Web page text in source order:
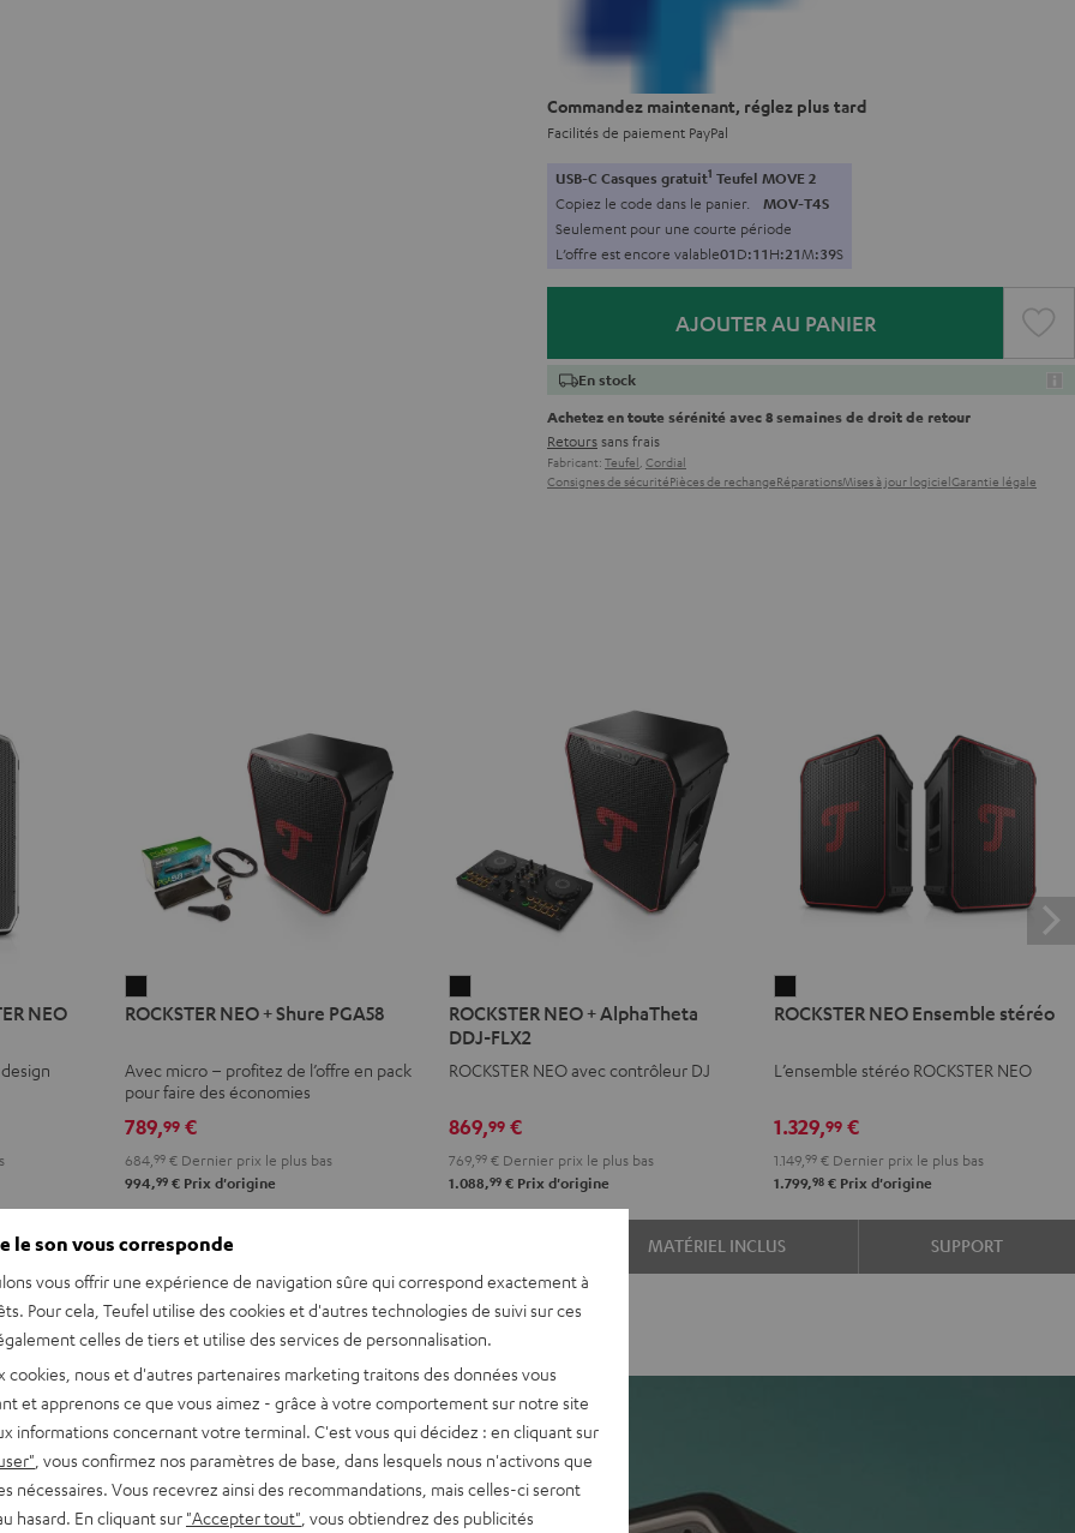
Commandez maintenant, réglez plus tard
Facilités de paiement PayPal
USB-C Casques gratuit1 Teufel MOVE 2
Copiez le code dans le panier. MOV-T4S
Seulement pour une courte période
L’offre est encore valable01D:11H:21M:38S
AJOUTER AU PANIER
En stock
Achetez en toute sérénité avec 8 semaines de droit de retour
Retourssans frais
Fabricant: Teufel, Cordial
Consignes de sécuritéPièces de rechangeRéparationsMises à jour logicielGarantie légale
NEO
NEO
Shure
PGA58
Noir
ROCKSTER NEO + Shure PGA58
Avec micro – profitez de l’offre en pack
pour faire des économies
789,99€
684, 99€Dernier prix le plus bas
994,99€Prix d'origine
NEO
+
AlphaTheta
FLX2
Noir
ROCKSTER NEO + AlphaTheta
DDJ-FLX2
ROCKSTER NEO avec contrôleur DJ
869,99 €
769,99 € Dernier prix le plus bas
1.088,99 € Prix d'origine
NEO
stéréo
ROCKSTER NEO Ensemble stéréo
L’ensemble stéréo ROCKSTER NEO
1.329,99 €
1.149,99 € Dernier prix le plus bas
1.799,98 € Prix d'origine
REVUES ET TESTS MATÉRIEL INCLUS SUPPORT
Cet ensemble stéréo
en intérieur comme en
le son vous corresponde
vous offrir une expérience de navigation sûre qui correspond exactement à
Pour cela, Teufel utilise des cookies et d'autres technologies de suivi sur ces
celles de tiers et utilise des services de personnalisation.
cookies, nous et d'autres partenaires marketing traitons des données vous
et apprenons ce que vous aimez - grâce à votre comportement sur notre site
informations concernant votre terminal. C'est vous qui décidez : en cliquant sur
, vous confirmez nos paramètres de base, dans lesquels nous n'activons que
nécessaires. Vous recevrez ainsi des recommandations, mais celles-ci seront
hasard. En cliquant sur "Accepter tout" , vous obtiendrez des publicités